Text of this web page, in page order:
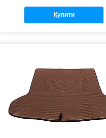
Купити